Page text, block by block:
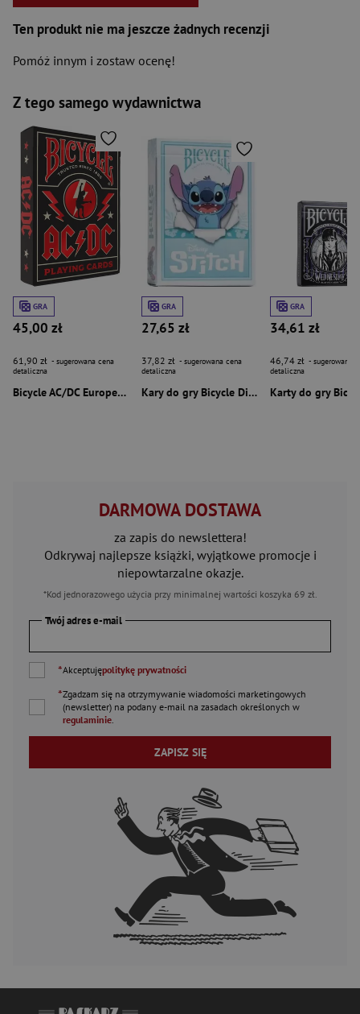
Ten produkt nie ma jeszcze żadnych recenzji
Pomóż innym i zostaw ocenę!
Z tego samego wydawnictwa
GRA
45,00 zł
61,90 zł - sugerowana cena
detaliczna
Bicycle AC/DC Europe CS24 IN6
GRA
27,65 zł
37,82 zł - sugerowana cena
detaliczna
Kary do gry Bicycle Disney Stitch
GRA
34,61 zł
46,74 zł - sugerowana
detaliczna
DARMOWA DOSTAWA
za zapis do newslettera!
Odkrywaj najlepsze książki, wyjątkowe promocje i
niepowtarzalne okazje.
*Kod jednorazowego użycia przy minimalnej wartości koszyka 69 zł.
Twój adres e-mail
*Akceptujępolitykę prywatności
*Zgadzam się na otrzymywanie wiadomości marketingowych
(newsletter) na podany e-mail na zasadach określonych w
regulaminie.
ZAPISZ SIĘ